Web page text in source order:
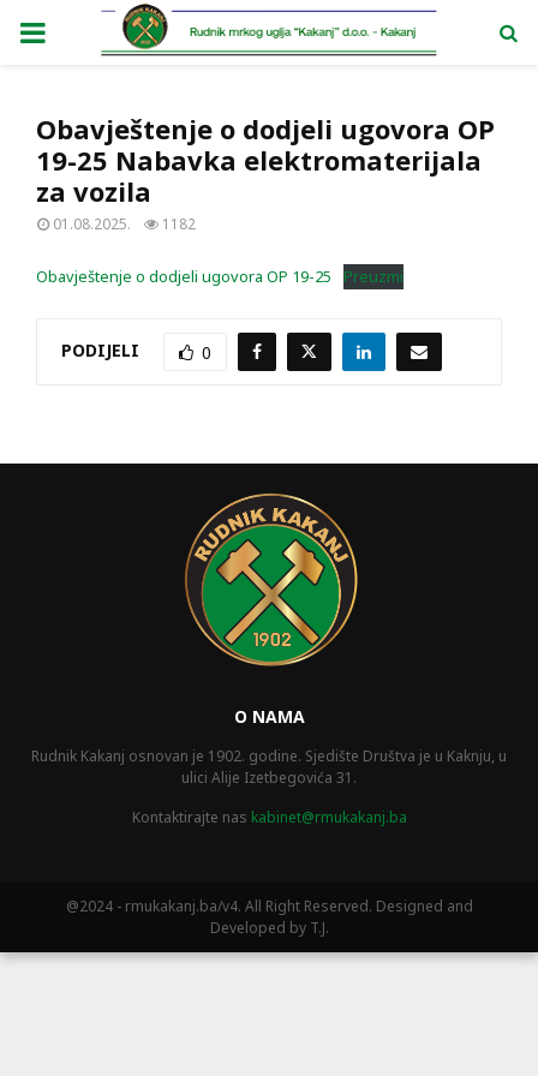
PRIMARY
Obavještenje o dodjeli ugovora OP
19-25 Nabavka elektromaterijala
za vozila
01.08.2025. 1182
Obavještenje o dodjeli ugovora OP 19-25 Preuzmi
PODIJELI 0
O NAMA
Rudnik Kakanj osnovan je 1902. godine. Sjedište Društva je u Kaknju, u
ulici Alije Izetbegovića 31.
Kontaktirajte nas kabinet@rmukakanj.ba
@2024 - rmukakanj.ba/v4. All Right Reserved. Designed and
Developed by T.J.